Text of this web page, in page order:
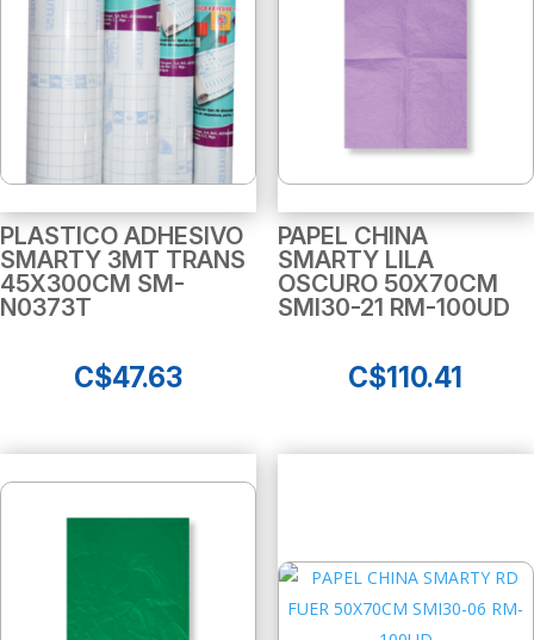
PLASTICO ADHESIVO
SMARTY 3MT TRANS
45X300CM SM-
N0373T
C$47.63
PAPEL CHINA
SMARTY LILA
OSCURO 50X70CM
SMI30-21 RM-100UD
C$110.41